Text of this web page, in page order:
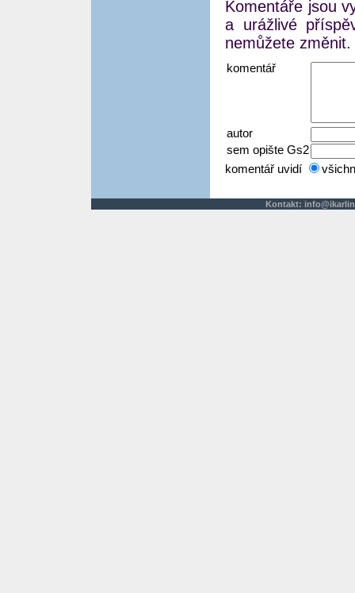
Komentáře jsou
a urážlivé
nemůžete změnit.
komentář
autor
sem opište Gs2
komentář uvidí
Kontakt: